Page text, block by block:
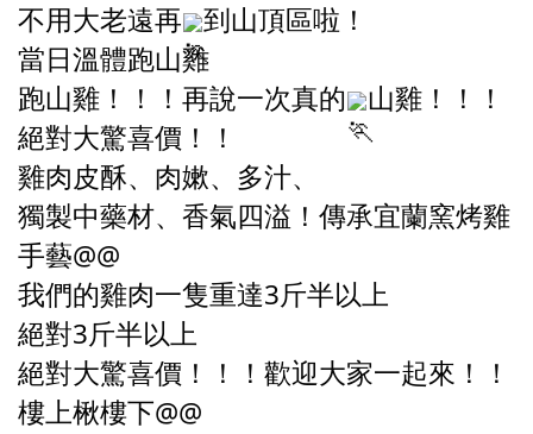
不用大老遠再
到山頂區啦！
當日溫體跑山雞
跑山雞！！！再說一次真的
山雞！！！
絕對大驚喜價！！
雞肉皮酥、肉嫰、多汁、
獨製中藥材、香氣四溢！傳承宜蘭窯烤雞
手藝@@
我們的雞肉一隻重達3斤半以上
絕對3斤半以上
絕對大驚喜價！！！歡迎大家一起來！！
樓上楸樓下@@